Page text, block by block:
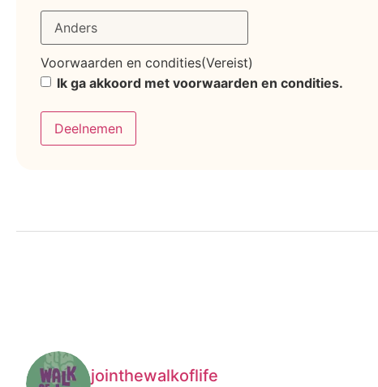
Voorwaarden en condities(Vereist)
Ik ga akkoord met voorwaarden en condities.
Deelnemen
jointhewalkoflife